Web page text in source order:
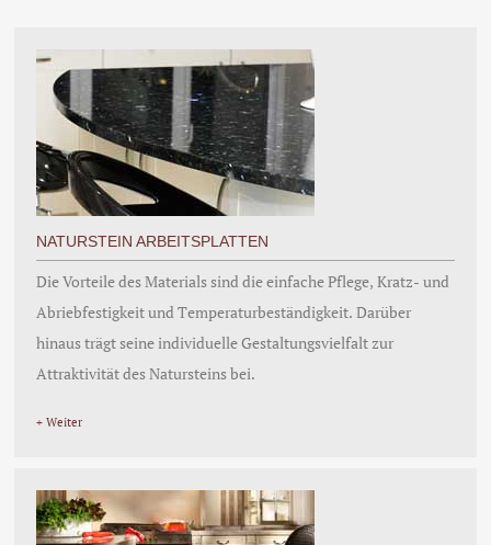
NATURSTEIN ARBEITSPLATTEN
Die Vorteile des Materials sind die einfache Pflege, Kratz- und
Abriebfestigkeit und Temperaturbeständigkeit. Darüber
hinaus trägt seine individuelle Gestaltungsvielfalt zur
Attraktivität des Natursteins bei.
+ Weiter